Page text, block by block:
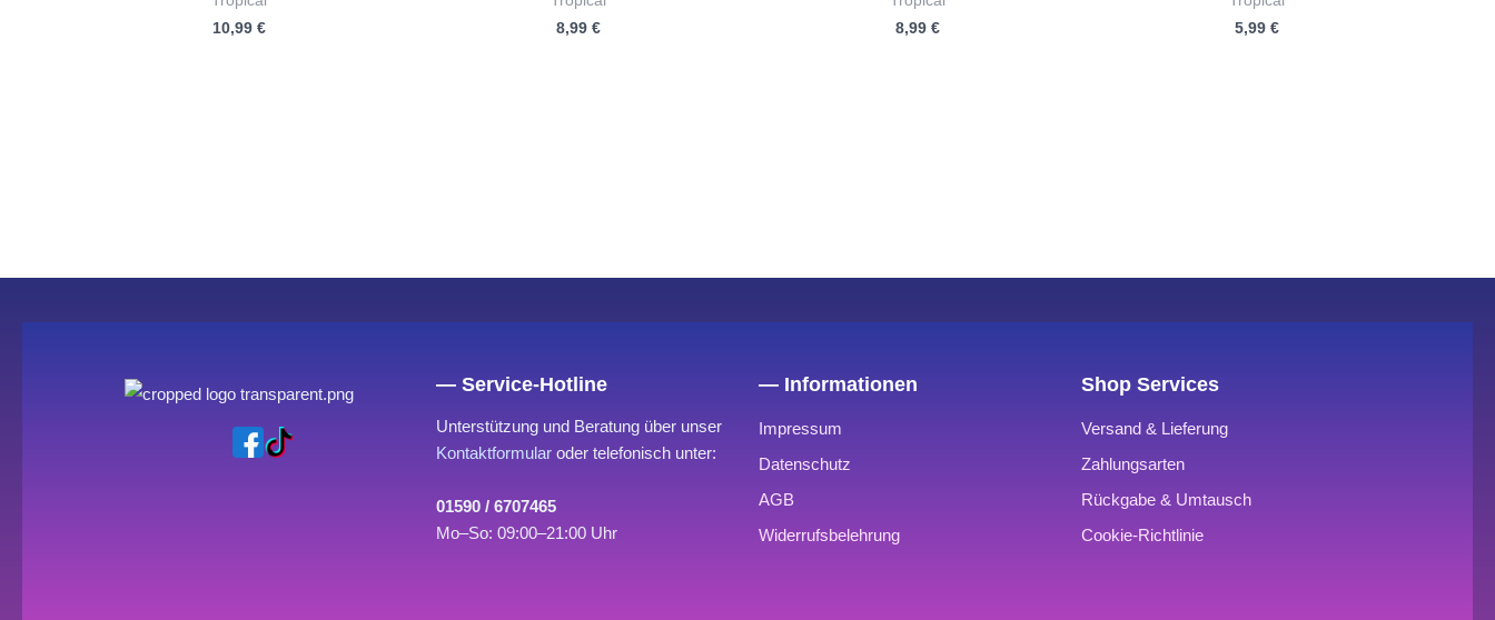
10,99 € 8,99 € 8,99 € 5,99 €
— Service-Hotline
Unterstützung und Beratung über unser
Kontaktformular oder telefonisch unter:
01590 / 6707465
Mo–So: 09:00–21:00 Uhr
— Informationen
Impressum
Datenschutz
AGB
Widerrufsbelehrung
Shop Services
Versand & Lieferung
Zahlungsarten
Rückgabe & Umtausch
Cookie-Richtlinie